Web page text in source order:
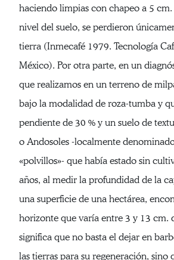
haciendo limpias con chapeo a 5
nivel del suelo, se perdieron
tierra (Inmecafé 1979. Tecnología
México). Por otra parte, en un
que realizamos en un terreno de
bajo la modalidad de roza-tumba y
pendiente de 30 % y un suelo de
o Andosoles -localmente
«polvillos»- que había estado sin
años, al medir la profundidad de la
una superficie de una hectárea,
horizonte que varía entre 3 y 13 cm.
significa que no basta el dejar en
las tierras para su regeneración, sino